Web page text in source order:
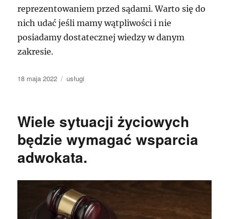
reprezentowaniem przed sądami. Warto się do
nich udać jeśli mamy wątpliwości i nie
posiadamy dostatecznej wiedzy w danym
zakresie.
Data
18 maja 2022 Kategorie
usługi
Wiele sytuacji życiowych
będzie wymagać wsparcia
adwokata.